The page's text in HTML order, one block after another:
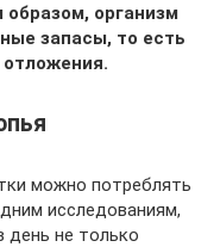
организм
запасы, то есть
можно потреблять
исследованиям,
день не только